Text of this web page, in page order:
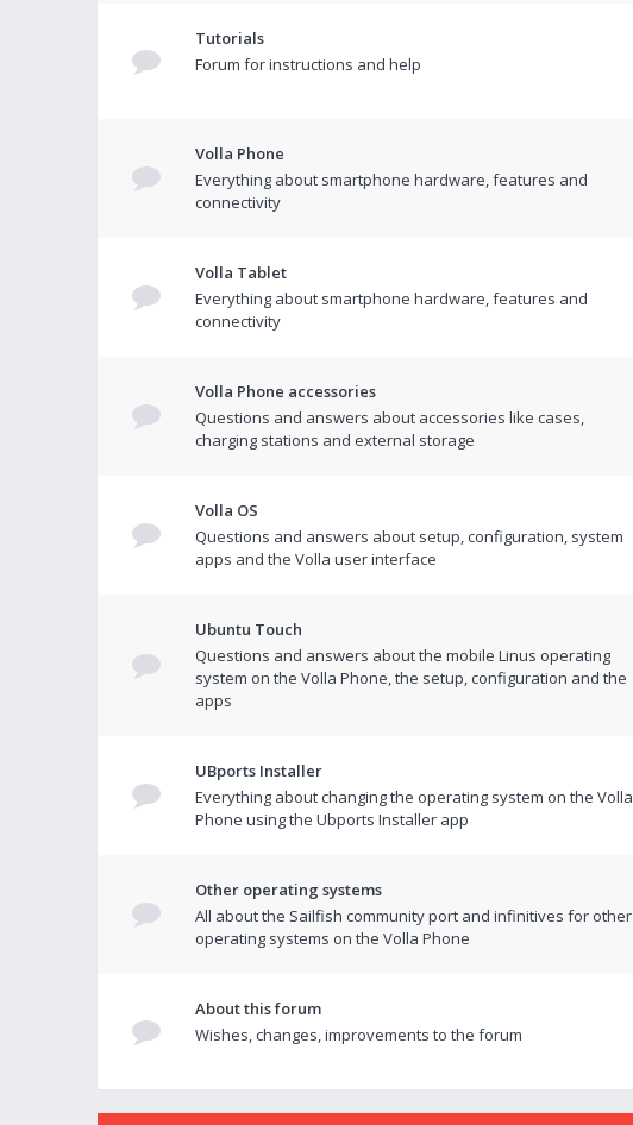
Tutorials
Forum for instructions and help
Volla Phone
Everything about smartphone hardware, features and
connectivity
Volla Tablet
Everything about smartphone hardware, features and
connectivity
Volla Phone accessories
Questions and answers about accessories like cases,
charging stations and external storage
Volla OS
Questions and answers about setup, configuration, system
apps and the Volla user interface
Ubuntu Touch
Questions and answers about the mobile Linus operating
system on the Volla Phone, the setup, configuration and the
apps
UBports Installer
Everything about changing the operating system on the Volla
Phone using the Ubports Installer app
Other operating systems
All about the Sailfish community port and infinitives for other
operating systems on the Volla Phone
About this forum
Wishes, changes, improvements to the forum